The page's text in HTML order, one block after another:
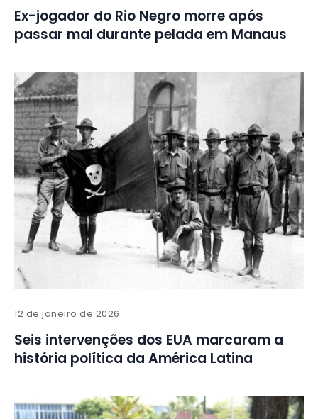
Ex-jogador do Rio Negro morre após
passar mal durante pelada em Manaus
12 de janeiro de 2026
Seis intervenções dos EUA marcaram a
história política da América Latina